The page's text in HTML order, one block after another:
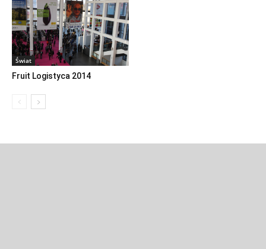
Świat
Fruit Logistyca 2014